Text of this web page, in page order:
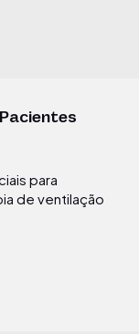
para
de ventilação